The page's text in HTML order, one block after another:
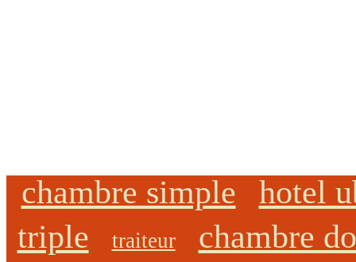
chambre simple
hotel
triple
traiteur chambre